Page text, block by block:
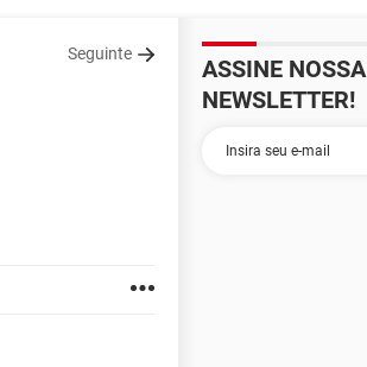
Seguinte
ASSINE NOSSA
NEWSLETTER!